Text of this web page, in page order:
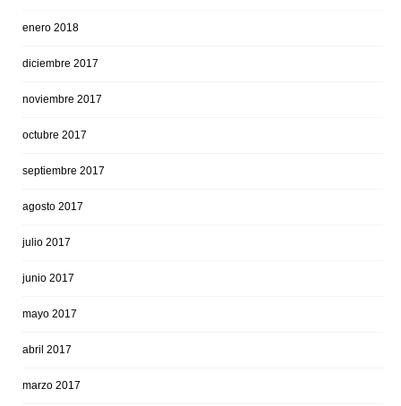
enero 2018
diciembre 2017
noviembre 2017
octubre 2017
septiembre 2017
agosto 2017
julio 2017
junio 2017
mayo 2017
abril 2017
marzo 2017